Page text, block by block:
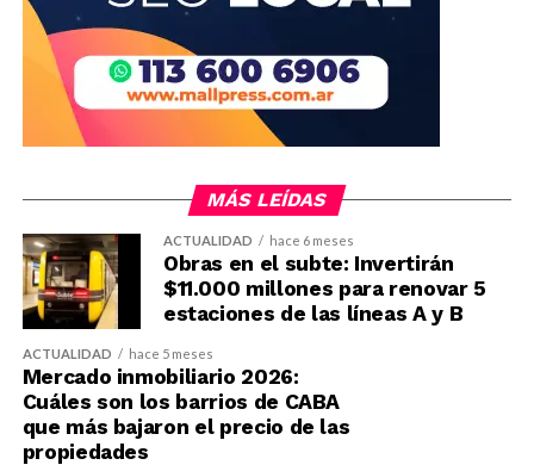
MÁS LEÍDAS
ACTUALIDAD hace 6 meses
Obras en el subte: Invertirán
$11.000 millones para renovar 5
estaciones de las líneas A y B
ACTUALIDAD hace 5 meses
Mercado inmobiliario 2026:
Cuáles son los barrios de CABA
que más bajaron el precio de las
propiedades